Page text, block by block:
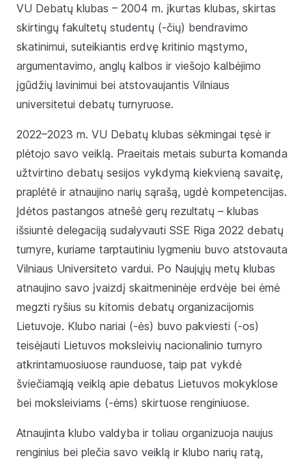
VU Debatų klubas – 2004 m. įkurtas klubas, skirtas
skirtingų fakultetų studentų (-čių) bendravimo
skatinimui, suteikiantis erdvę kritinio mąstymo,
argumentavimo, anglų kalbos ir viešojo kalbėjimo
įgūdžių lavinimui bei atstovaujantis Vilniaus
universitetui debatų turnyruose.
2022–2023 m. VU Debatų klubas sėkmingai tęsė ir
plėtojo savo veiklą. Praeitais metais suburta komanda
užtvirtino debatų sesijos vykdymą kiekvieną savaitę,
praplėtė ir atnaujino narių sąrašą, ugdė kompetencijas.
Įdėtos pastangos atnešė gerų rezultatų – klubas
išsiuntė delegaciją sudalyvauti SSE Riga 2022 debatų
turnyre, kuriame tarptautiniu lygmeniu buvo atstovauta
Vilniaus Universiteto vardui. Po Naujųjų metų klubas
atnaujino savo įvaizdį skaitmeninėje erdvėje bei ėmė
megzti ryšius su kitomis debatų organizacijomis
Lietuvoje. Klubo nariai (-ės) buvo pakviesti (-os)
teisėjauti Lietuvos moksleivių nacionalinio turnyro
atkrintamuosiuose raunduose, taip pat vykdė
šviečiamąją veiklą apie debatus Lietuvos mokyklose
bei moksleiviams (-ėms) skirtuose renginiuose.
Atnaujinta klubo valdyba ir toliau organizuoja naujus
renginius bei plečia savo veiklą ir klubo narių ratą,